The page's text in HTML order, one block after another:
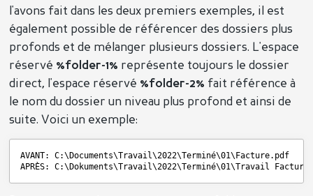
l'avons fait dans les deux premiers exemples, il est
également possible de référencer des dossiers plus
profonds et de mélanger plusieurs dossiers. L'espace
réservé %folder-1% représente toujours le dossier
direct, l'espace réservé %folder-2% fait référence à
le nom du dossier un niveau plus profond et ainsi de
suite. Voici un exemple:
AVANT: C:\Documents\Travail\2022\Terminé\01\Facture.pdf
APRÈS: C:\Dokuments\Travail\2022\Terminé\01\Travail Facture